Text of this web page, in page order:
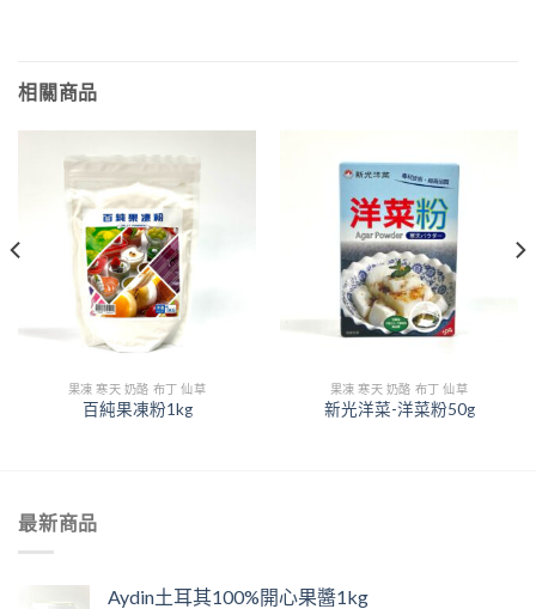
相關商品
果凍 寒天 奶酪 布丁 仙草
百純果凍粉1kg
果凍 寒天 奶酪 布丁 仙草
新光洋菜-洋菜粉50g
最新商品
Aydin土耳其100%開心果醬1kg